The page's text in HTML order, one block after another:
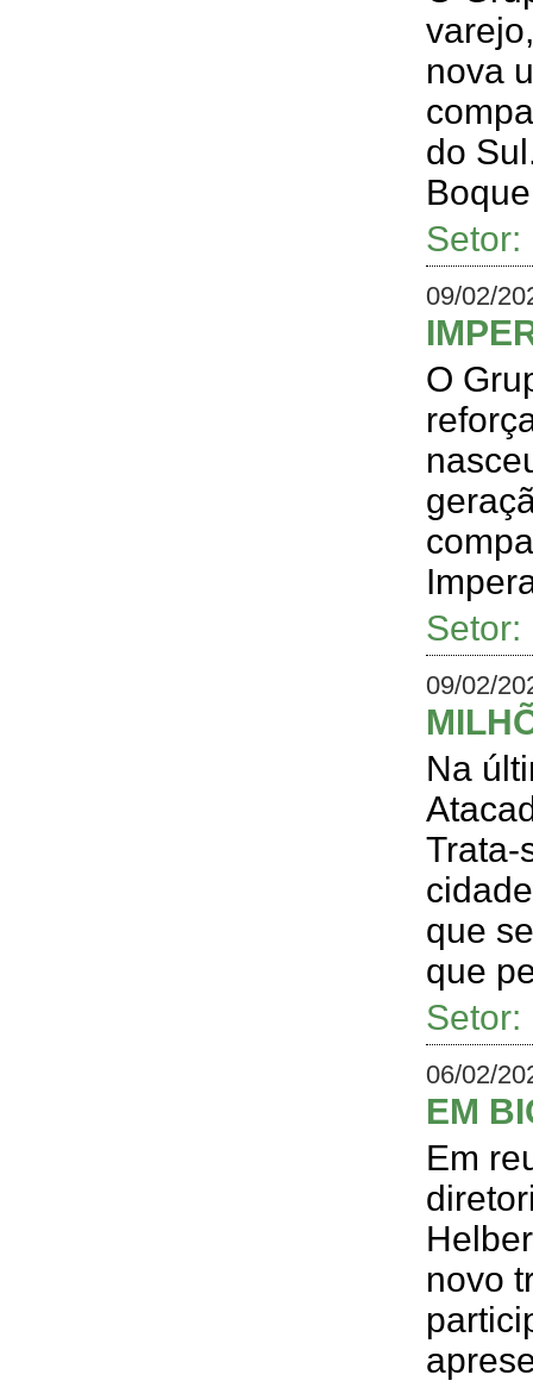
nova
do
Setor:
09/02/
O
Setor:
09/02/
Na
Trata-
que
que
Setor:
06/02/
EM
Em
novo